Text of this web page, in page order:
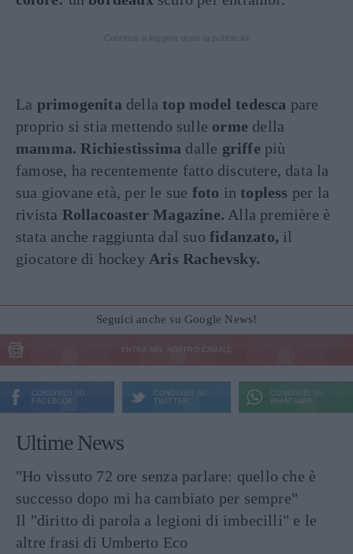
La primogenita dellatop model tedesca pare
proprio si stia mettendo sulle orme della
mamma. Richiestissima dalle griffe più
famose, ha recentemente fatto discutere, data la
sua giovane età, per le sue foto intopless per la
rivista Rollacoaster Magazine. Alla première è
stata anche raggiunta dal suo fidanzato, il
giocatore di hockey Aris Rachevsky.
Seguici anche su Google News!
ENTRA NEL NOSTRO CANALE
CONDIVIDI SU
FACEBOOK
CONDIVIDI SU
TWITTER
CONDIVIDI SU
WHATSAPP
Ultime News
"Ho vissuto 72 ore senza parlare: quello che è
successo dopo mi ha cambiato per sempre"
Il "diritto di parola a legioni di imbecilli" e le
altre frasi di Umberto Eco